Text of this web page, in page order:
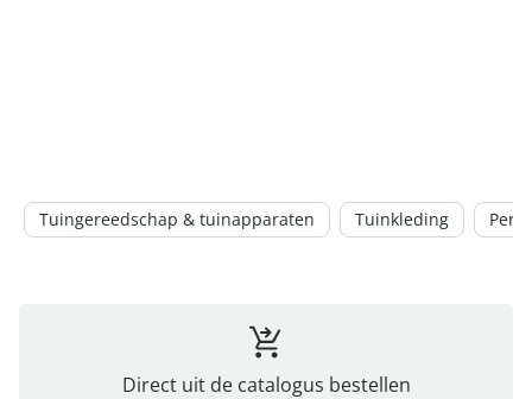
Tuingereedschap & tuinapparaten Tuinkleding
Direct uit de catalogus bestellen